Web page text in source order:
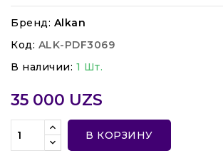
Бренд: Alkan
Код: ALK-PDF3069
В наличии: 1 Шт.
35 000 UZS
В КОРЗИНУ